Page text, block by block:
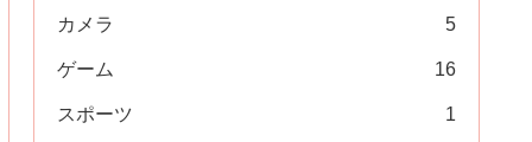
カメラ 5
ゲーム 16
スポーツ 1